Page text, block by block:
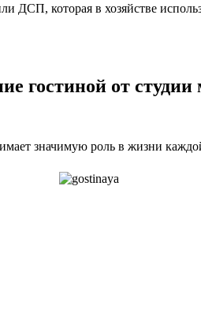
ДСП, которая в хозяйстве
гостиной от студии
значимую роль в жизни